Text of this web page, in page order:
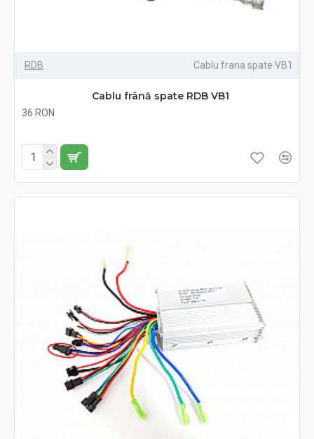
RDB Cablu frana spate VB1
Cablu frână spate RDB VB1
36 RON